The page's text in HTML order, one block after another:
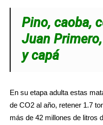
Pino, caoba,
Juan
y capá
En su etapa adulta estas
de CO2 al año, retener 1.7
más de 42 millones de litros